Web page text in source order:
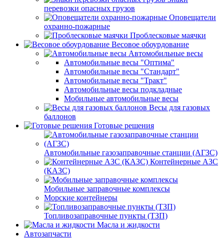
перевозки опасных грузов
Оповещатели
охранно-пожарные
Проблесковые маячки
Весовое обоурдование
Автомобильные весы
Автомобильные весы "Оптима"
Автомобильные весы "Стандарт"
Автомобильные весы "Тракт"
Автомобильные весы подкладные
Мобильные автомобильные весы
Весы для газовых
баллонов
Готовые решения
Автомобильные газозаправочные станции (АГЗС)
Контейнерные АЗС
(КАЗС)
Мобильные заправочные комплексы
Морские контейнеры
Топливозаправочные пункты (ТЗП)
Масла и жидкости
Автозапчасти